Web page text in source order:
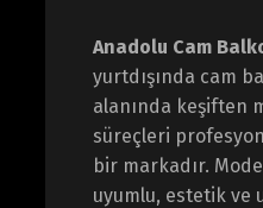
Anadolu Cam
yurtdışında cam
alanında keşiften
süreçleri
bir markadır.
uyumlu, estetik ve